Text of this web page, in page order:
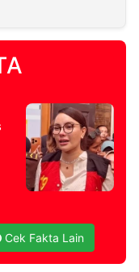
Cek Fakta Lain